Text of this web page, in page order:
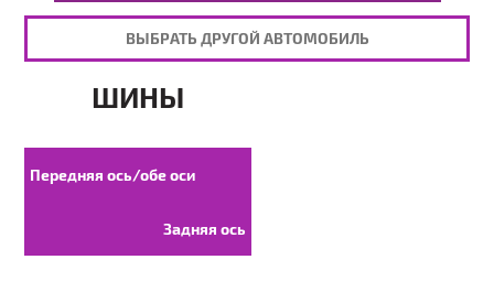
ВЫБРАТЬ ДРУГОЙ АВТОМОБИЛЬ
ШИНЫ
Передняя ось/обе оси
Задняя ось